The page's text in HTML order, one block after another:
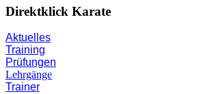
Direktklick Karate
Aktuelles
Training
Prüfungen
Lehrgänge
Trainer